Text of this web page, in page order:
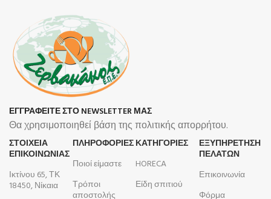
ΕΓΓΡΑΦΕΙΤΕ ΣΤΟ NEWSLETTER ΜΑΣ
Θα χρησιμοποιηθεί βάση της πολιτικής απορρήτου.
ΣΤΟΙΧΕΙΑ
ΕΠΙΚΟΙΝΩΝΙΑΣ
Ικτίνου 65, ΤΚ
18450, Νίκαια
ΠΛΗΡΟΦΟΡΊΕΣ
Ποιοί είμαστε
Τρόποι
αποστολής
ΚΑΤΗΓΟΡΙΕΣ
HORECA
Είδη σπιτιού
ΕΞΥΠΗΡΕΤΗΣΗ
ΠΕΛΑΤΩΝ
Επικοινωνία
Φόρμα